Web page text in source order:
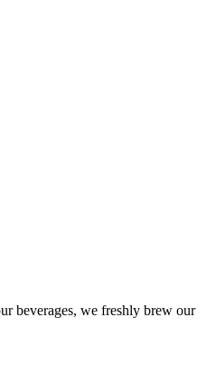
beverages, we freshly brew our